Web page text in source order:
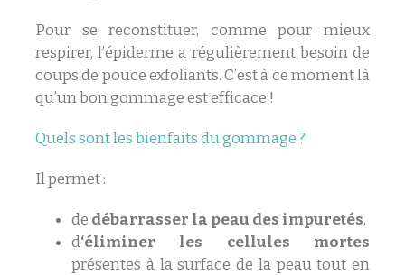
Pour se reconstituer, comme pour mieux
respirer, l’épiderme a régulièrement besoin de
coups de pouce exfoliants. C’est à ce moment là
qu’un bon gommage est efficace !
Quels sont les bienfaits du gommage ?
Il permet :
de débarrasser la peau des impuretés,
d‘éliminer les cellules mortes
présentes à la surface de la peau tout en